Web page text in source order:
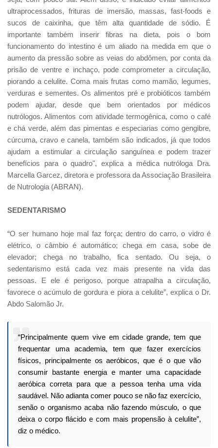
ultraprocessados, frituras de imersão, massas, fast-foods e
sucos de caixinha, que têm alta quantidade de sódio. É
importante também inserir fibras na dieta, pois o bom
funcionamento do intestino é um aliado na medida em que o
aumento da pressão sobre as veias do abdômen, por conta da
prisão de ventre e inchaço, pode comprometer a circulação,
piorando a celulite. Coma mais frutas como mamão, legumes,
verduras e sementes. Os alimentos pré e probióticos também
podem ajudar, desde que bem orientados por médicos
nutrólogos. Alimentos com atividade termogênica, como o café
e chá verde, além das pimentas e especiarias como gengibre,
cúrcuma, cravo e canela, também são indicados, já que todos
ajudam a estimular a circulação sanguínea e podem trazer
benefícios para o quadro", explica a médica nutróloga Dra.
Marcella Garcez, diretora e professora da Associação Brasileira
de Nutrologia (ABRAN).
SEDENTARISMO
“O ser humano hoje mal faz força; dentro do carro, o vidro é
elétrico, o câmbio é automático; chega em casa, sobe de
elevador; chega no trabalho, fica sentado. Ou seja, o
sedentarismo está cada vez mais presente na vida das
pessoas. E ele é perigoso, porque atrapalha a circulação,
favorece o acúmulo de gordura e piora a celulite”, explica o Dr.
Abdo Salomão Jr.
“Principalmente quem vive em cidade grande, tem que
frequentar uma academia, tem que fazer exercícios
físicos, principalmente os aeróbicos, que é o que vão
consumir bastante energia e manter uma capacidade
aeróbica correta para que a pessoa tenha uma vida
saudável. Não adianta comer pouco se não faz exercício,
senão o organismo acaba não fazendo músculo, o que
deixa o corpo flácido e com mais propensão à celulite”,
diz o médico.